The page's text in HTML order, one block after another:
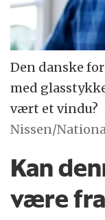
Den danske
med
vært et vindu?
Nissen/
Kan
være